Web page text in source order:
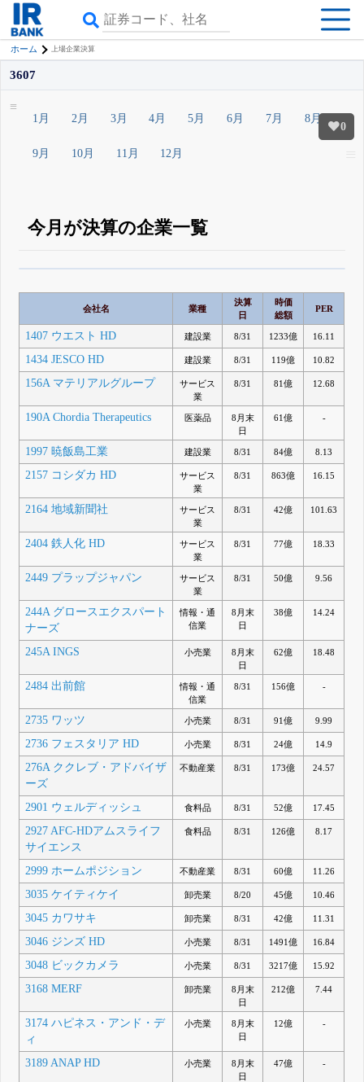
ホーム 上場企業決算
0
3607
1月 2月 3月 4月 5月 6月 7月 8月
9月 10月 11月 12月
今月が決算の企業一覧
くできる
無料でβ版をはじめる
登録すると永久30%OFFと米株版の先行利用も付きます
会社名 業種
決算
日
時価
総額
PER
1407 ウエスト HD 建設業 8/31 1233億 16.11
1434 JESCO HD 建設業 8/31 119億 10.82
156A マテリアルグループ
サービス
業
8/31 81億 12.68
190A Chordia Therapeutics 医薬品
8月末
日
61億 -
1997 暁飯島工業 建設業 8/31 84億 8.13
2157 コシダカ HD
サービス
業
8/31 863億 16.15
2164 地域新聞社
サービス
業
8/31 42億 101.63
2404 鉄人化 HD
サービス
業
8/31 77億 18.33
2449 プラップジャパン
サービス
業
8/31 50億 9.56
244A グロースエクスパート
ナーズ
情報・通
信業
8月末
日
38億 14.24
245A INGS 小売業
8月末
日
62億 18.48
2484 出前館
情報・通
信業
8/31 156億 -
2735 ワッツ 小売業 8/31 91億 9.99
2736 フェスタリア HD 小売業 8/31 24億 14.9
276A ククレブ・アドバイザ
ーズ
不動産業 8/31 173億 24.57
2901 ウェルディッシュ 食料品 8/31 52億 17.45
2927 AFC-HDアムスライフ
サイエンス
食料品 8/31 126億 8.17
2999 ホームポジション 不動産業 8/31 60億 11.26
3035 ケイティケイ 卸売業 8/20 45億 10.46
3045 カワサキ 卸売業 8/31 42億 11.31
3046 ジンズ HD 小売業 8/31 1491億 16.84
3048 ビックカメラ 小売業 8/31 3217億 15.92
3168 MERF 卸売業
8月末
日
212億 7.44
3174 ハピネス・アンド・デ
ィ
小売業
8月末
日
12億 -
3189 ANAP HD 小売業
8月末
日
47億 -